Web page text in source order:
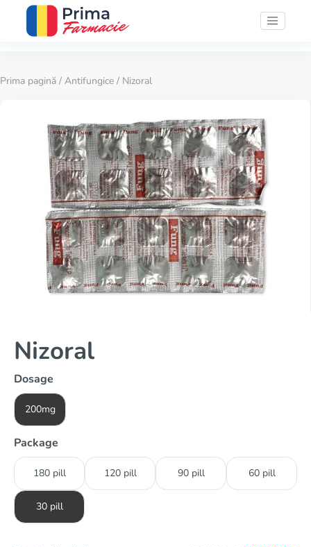
Prima pagină / Antifungice / Nizoral
Nizoral
Dosage
200mg
Package
180 pill 120 pill 90 pill 60 pill
30 pill